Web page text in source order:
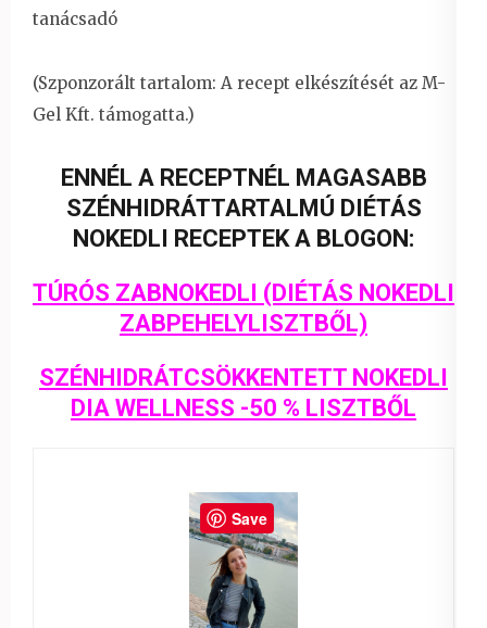
tanácsadó
(Szponzorált tartalom: A recept elkészítését az M-
Gel Kft. támogatta.)
ENNÉL A RECEPTNÉL MAGASABB
SZÉNHIDRÁTTARTALMÚ DIÉTÁS
NOKEDLI RECEPTEK A BLOGON:
TÚRÓS ZABNOKEDLI (DIÉTÁS NOKEDLI
ZABPEHELYLISZTBŐL)
SZÉNHIDRÁTCSÖKKENTETT NOKEDLI
DIA WELLNESS -50 % LISZTBŐL
Save